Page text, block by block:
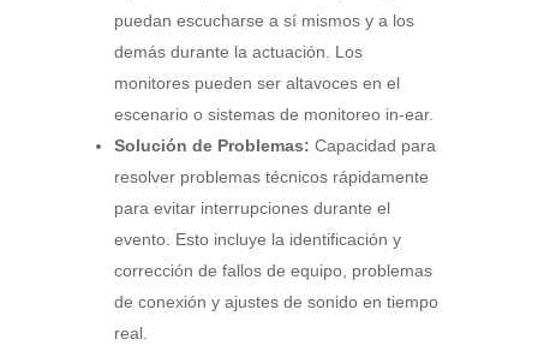
puedan escucharse a sí mismos y a los
demás durante la actuación. Los
monitores pueden ser altavoces en el
escenario o sistemas de monitoreo in-ear.
Solución de Problemas: Capacidad para
resolver problemas técnicos rápidamente
para evitar interrupciones durante el
evento. Esto incluye la identificación y
corrección de fallos de equipo, problemas
de conexión y ajustes de sonido en tiempo
real.